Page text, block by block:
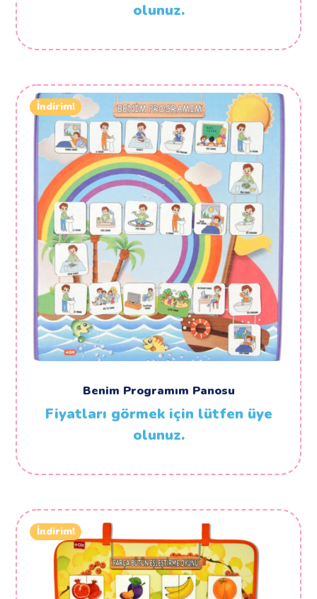
olunuz.
İndirim!
Benim Programım Panosu
Fiyatları görmek için lütfen üye
olunuz.
İndirim!